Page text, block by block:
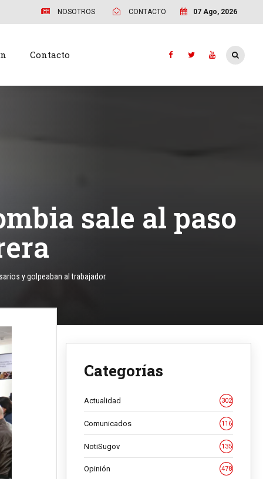
NOSOTROS CONTACTO 07 Ago, 2026
Contacto
sale al paso
y golpeaban al trabajador.
Categorías
Actualidad 302
Comunicados 116
NotiSugov 135
Opinión 478